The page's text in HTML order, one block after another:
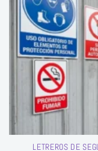
LETREROS DE